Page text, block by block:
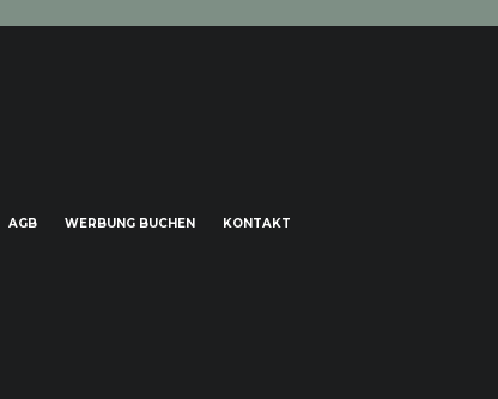
AGB WERBUNG BUCHEN KONTAKT